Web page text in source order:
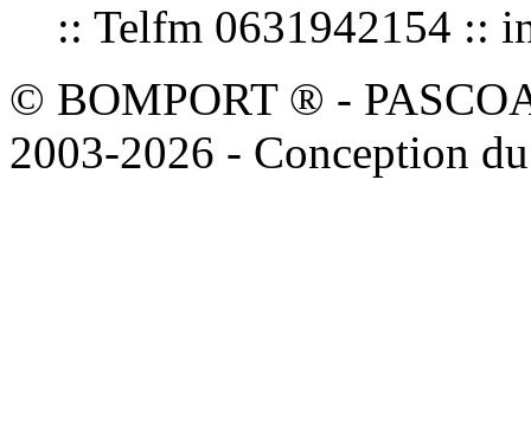
:: Telfm 0631942154 ::
© BOMPORT ® -
2003-2026 - Conception